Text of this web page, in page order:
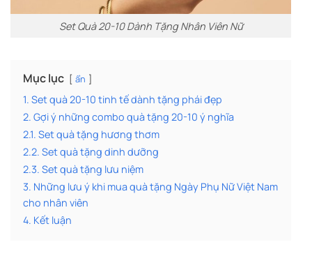
Set Quà 20-10 Dành Tặng Nhân Viên Nữ
Mục lục ẩn
1. Set quà 20-10 tinh tế dành tặng phái đẹp
2. Gợi ý những combo quà tặng 20-10 ý nghĩa
2.1. Set quà tặng hương thơm
2.2. Set quà tặng dinh dưỡng
2.3. Set quà tặng lưu niệm
3. Những lưu ý khi mua quà tặng Ngày Phụ Nữ Việt Nam
cho nhân viên
4. Kết luận